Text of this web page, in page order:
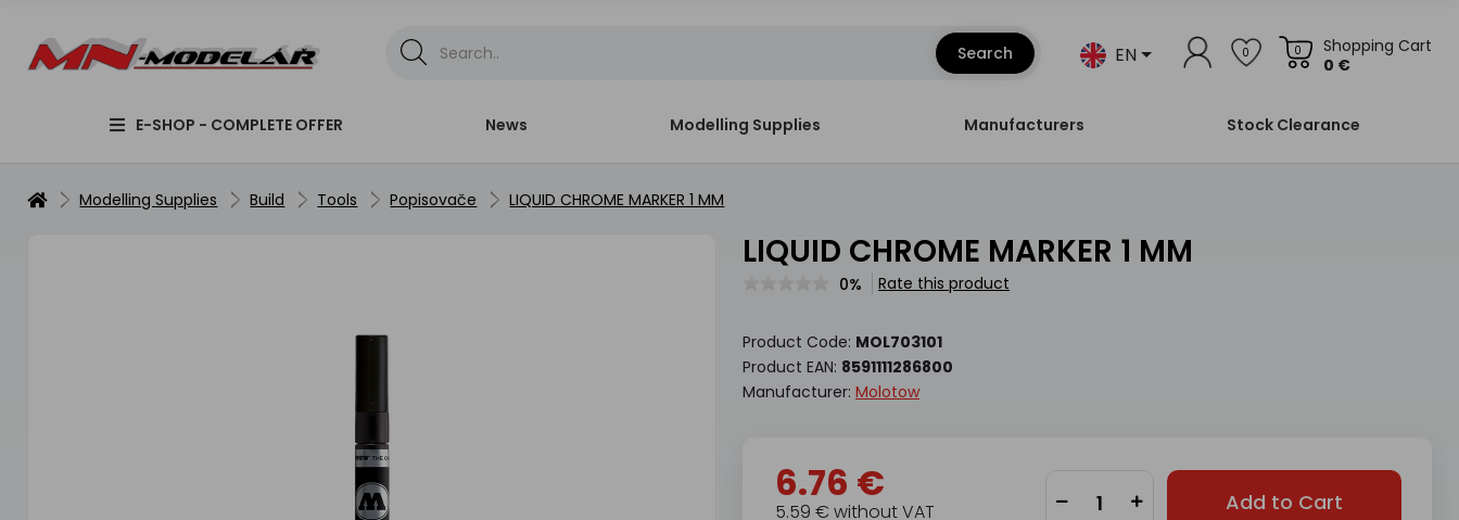
Search EN 0
Shopping Cart
0 €
0
E-SHOP - COMPLETE OFFER News Modelling Supplies Manufacturers Stock Clearance
Modelling Supplies Build Tools Popisovače LIQUID CHROME MARKER 1 MM
LIQUID CHROME MARKER 1 MM
0% Rate this product
Product Code: MOL703101
Product EAN: 8591111286800
Manufacturer: Molotow
6.76 €
5.59 € without VAT Add to Cart